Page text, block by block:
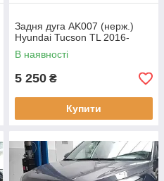
Задня дуга AK007 (нерж.)
Hyundai Tucson TL 2016-
В наявності
5 250 ₴
Купити